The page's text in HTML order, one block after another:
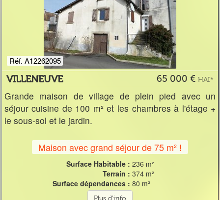
Réf. A12262095
VILLENEUVE 65 000 € HAI*
Grande maison de village de plein pied avec un
séjour cuisine de 100 m² et les chambres à l'étage +
le sous-sol et le jardin.
Maison avec grand séjour de 75 m² !
Surface Habitable : 236 m²
Terrain : 374 m²
Surface dépendances : 80 m²